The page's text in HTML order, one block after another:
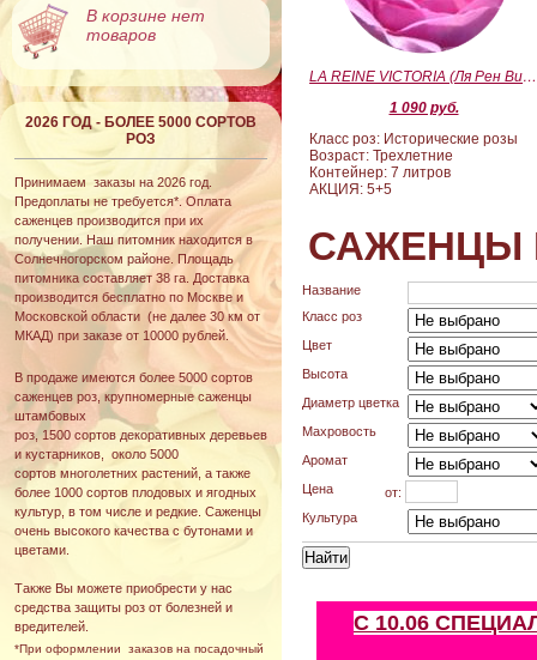
В корзине нет
товаров
2026 ГОД - БОЛЕЕ 5000 СОРТОВ
РОЗ
Принимаем заказы на 2026 год.
Предоплаты не требуется*. Оплата
саженцев производится при их
получении. Наш питомник находится в
Солнечногорском районе. Площадь
питомника составляет 38 га. Доставка
производится бесплатно по Москве и
Московской области (не далее 30 км от
МКАД) при заказе от 10000 рублей.
В продаже имеются более 5000 сортов
саженцев роз, крупномерные саженцы
штамбовых
роз, 1500 сортов декоративных деревьев
и кустарников, около 5000
сортов многолетних растений, а также
более 1000 сортов плодовых и ягодных
культур, в том числе и редкие. Саженцы
очень высокого качества с бутонами и
цветами.
Также Вы можете приобрести у нас
средства защиты роз от болезней и
вредителей.
*При оформлении заказов на посадочный
LA REINE VICTORIA (Ля Рен Виктория)
1 090 руб.
Класс роз: Исторические розы
Возраст: Трехлетние
Контейнер: 7 литров
АКЦИЯ: 5+5
САЖЕНЦЫ
Название
Класс роз
Цвет
Высота
Диаметр цветка
Махровость
Аромат
Цена
от:
Культура
С 10.06